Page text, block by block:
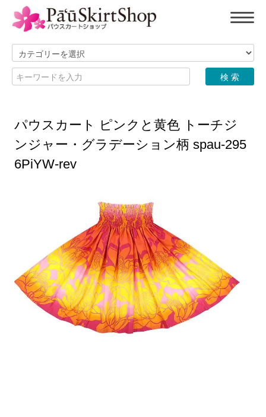
パウスカート ピンクと黄色 トーチジ
ンジャー・グラデーション柄 spau-295
6PiYW-rev